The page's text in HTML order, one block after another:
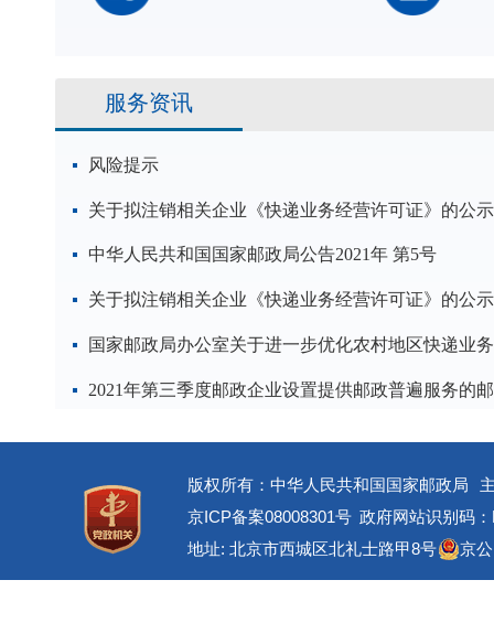
服务资讯
风险提示
关于拟注销相关企业《快递业务经营许可证》的公示
中华人民共和国国家邮政局公告2021年 第5号
关于拟注销相关企业《快递业务经营许可证》的公示
版权所有：中华人民共和国国家邮政局
京ICP备案08008301号 政府网站识别码
地址: 北京市西城区北礼士路甲8号
京